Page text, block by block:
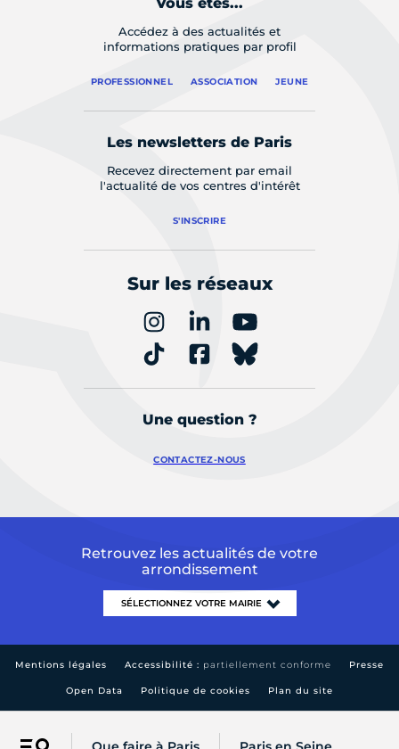
Accédez à des actualités et
informations pratiques par profil
PROFESSIONNEL ASSOCIATION JEUNE
Les newsletters de Paris
Recevez directement par email
l'actualité de vos centres d'intérêt
S'INSCRIRE
Sur les réseaux
Une question ?
CONTACTEZ-NOUS
Retrouvez les actualités de votre
arrondissement
Mentions légales Accessibilité : partiellement conforme Presse
Open Data Politique de cookies Plan du site